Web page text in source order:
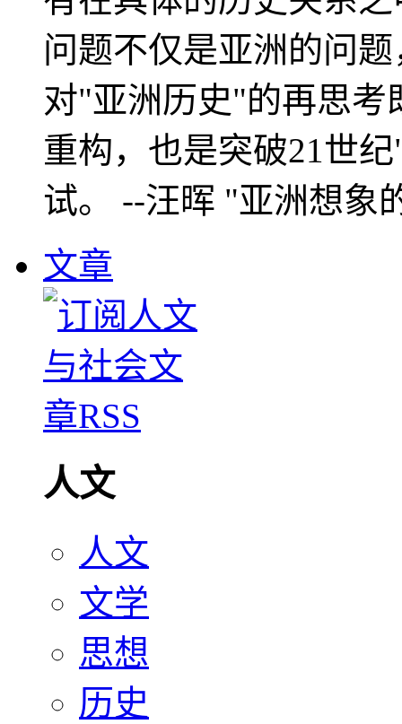
问题不仅是亚洲的问
对"亚洲历史"的再思考
重构，也是突破21世
试。 --汪晖 "亚洲想象
文章
人文
人文
文学
思想
历史